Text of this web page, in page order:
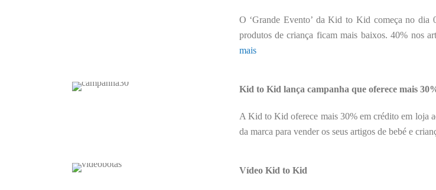
O ‘Grande Evento’ da Kid to Kid começa no dia
produtos de criança ficam mais baixos. 40% nos
mais
Kid to Kid lança campanha que oferece mais
A Kid to Kid oferece mais 30% em crédito em loja
da marca para vender os seus artigos de bebé e
Vídeo Kid to Kid